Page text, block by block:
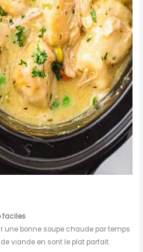
faciles
une bonne soupe chaude par temps
viande en sont le plat parfait.